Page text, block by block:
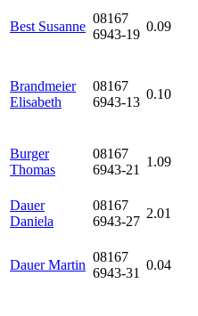
Best Susanne
08167
6943-19
0.09
Brandmeier
Elisabeth
08167
6943-13
0.10
Burger
Thomas
08167
6943-21
1.09
Dauer
Daniela
08167
6943-27
2.01
Dauer Martin
08167
6943-31
0.04